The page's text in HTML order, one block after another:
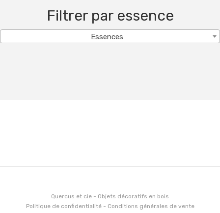
Filtrer par essence
Essences
Quercus et cie - Objets décoratifs en bois
Politique de confidentialité- Conditions générales de vente